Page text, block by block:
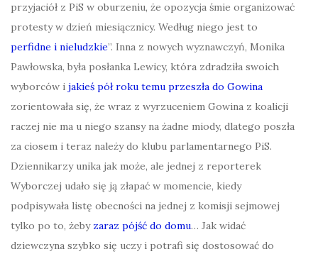
przyjaciół z PiS w oburzeniu, że opozycja śmie organizować
protesty w dzień miesiącznicy. Według niego jest to
perfidne i nieludzkie”. Inna z nowych wyznawczyń, Monika
Pawłowska, była posłanka Lewicy, która zdradziła swoich
wyborców i jakieś pół roku temu przeszła do Gowina
zorientowała się, że wraz z wyrzuceniem Gowina z koalicji
raczej nie ma u niego szansy na żadne miody, dlatego poszła
za ciosem i teraz należy do klubu parlamentarnego PiS.
Dziennikarzy unika jak może, ale jednej z reporterek
Wyborczej udało się ją złapać w momencie, kiedy
podpisywała listę obecności na jednej z komisji sejmowej
tylko po to, żeby zaraz pójść do domu… Jak widać
dziewczyna szybko się uczy i potrafi się dostosować do